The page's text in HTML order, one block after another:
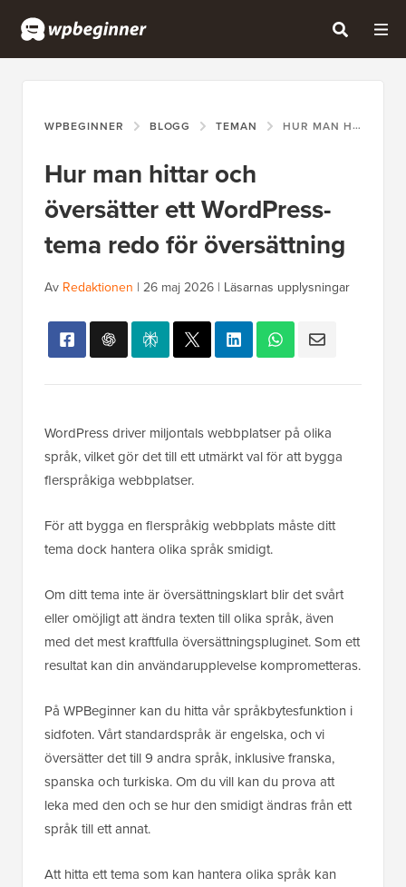
WPBEGINNER BLOGG TEMAN HUR MAN HITTAR OCH ÖVERSÄTTER ETT WORDPRESS-TEMA REDO FÖR ÖVERSÄTTNING
Hur man hittar och
översätter ett WordPress-
tema redo för översättning
Av Redaktionen | 26 maj 2026 | Läsarnas upplysningar
WordPress driver miljontals webbplatser på olika
språk, vilket gör det till ett utmärkt val för att bygga
flerspråkiga webbplatser.
För att bygga en flerspråkig webbplats måste ditt
tema dock hantera olika språk smidigt.
Om ditt tema inte är översättningsklart blir det svårt
eller omöjligt att ändra texten till olika språk, även
med det mest kraftfulla översättningspluginet. Som ett
resultat kan din användarupplevelse komprometteras.
På WPBeginner kan du hitta vår språkbytesfunktion i
sidfoten. Vårt standardspråk är engelska, och vi
översätter det till 9 andra språk, inklusive franska,
spanska och turkiska. Om du vill kan du prova att
leka med den och se hur den smidigt ändras från ett
språk till ett annat.
Att hitta ett tema som kan hantera olika språk kan